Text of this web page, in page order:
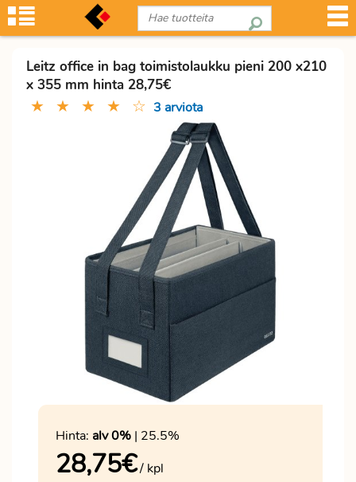
Leitz office in bag toimistolaukku pieni 200 x210
x 355 mm hinta 28,75€
★ ★ ★ ★ ☆ 3 arviota
Hinta: alv 0% | 25.5%
28,75€/ kpl